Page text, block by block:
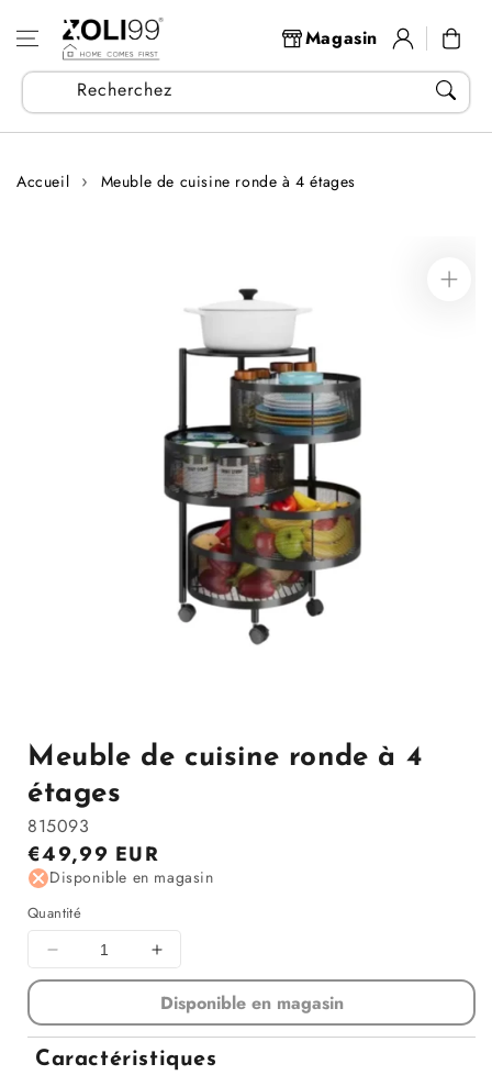
contenu
Recherchez vos articles...
Magasin
connecter
Panier
Accueil Meuble de cuisine ronde à 4 étages
dans
la
modale
Meuble de cuisine ronde à 4
étages
815093
Prix
régulier
€49,99 EUR
Disponible en magasin
Quantité
Diminuer
la
pour
Meuble
Augmenter
la
quantité
pour
Meuble
de
Disponible en magasin
Caractéristiques